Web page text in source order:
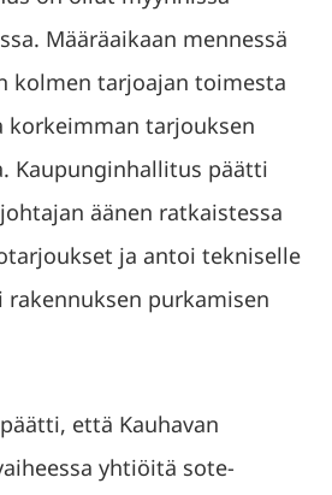
Määräaikaan mennessä
kolmen tarjoajan toimesta
korkeimman tarjouksen
Kaupunginhallitus päätti
äänen ratkaistessa
ja antoi tekniselle
purkamisen
että Kauhavan
yhtiöitä sote-